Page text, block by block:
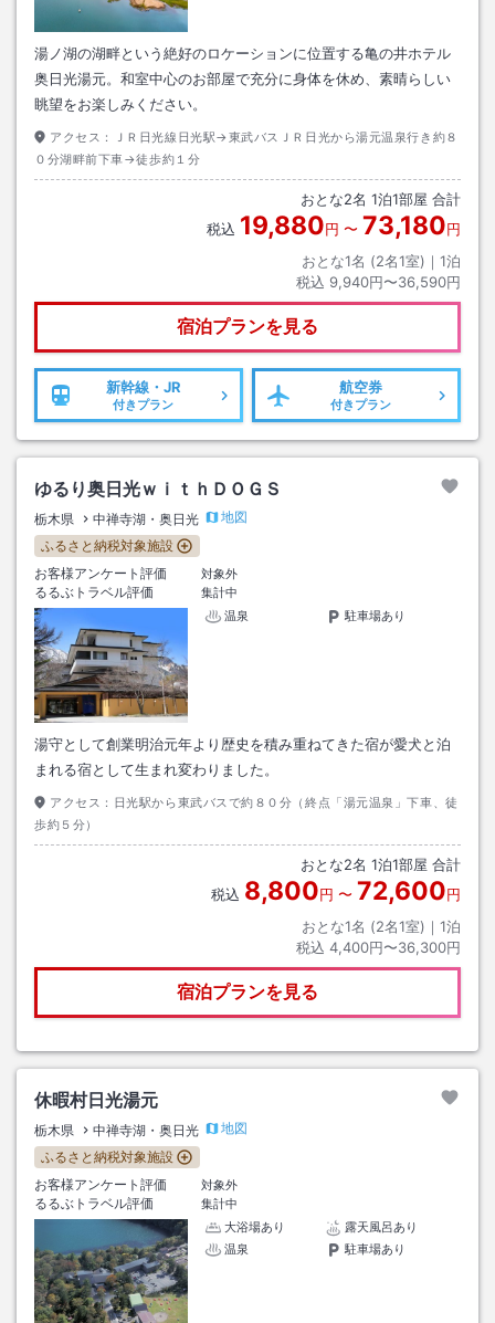
湯ノ湖の湖畔という絶好のロケーションに位置する亀の井ホテル
奥日光湯元。和室中心のお部屋で充分に身体を休め、素晴らしい
眺望をお楽しみください。
アクセス：
ＪＲ日光線日光駅→東武バスＪＲ日光から湯元温泉行き約８
０分湖畔前下車→徒歩約１分
おとな2名 1泊1部屋 合計
税込 19,880円 〜 73,180円
おとな1名 (2名1室)｜ 1泊
税込 9,940円〜36,590円
宿泊プランを見る
新幹線・JR
付きプラン
航空券
付きプラン
ゆるり奥日光ｗｉｔｈＤＯＧＳ
栃木県 中禅寺湖・奥日光
地図
ふるさと納税対象施設
お客様アンケート評価
対象外
るるぶトラベル評価
集計中
温泉
駐車場あり
湯守として創業明治元年より歴史を積み重ねてきた宿が愛犬と泊
まれる宿として生まれ変わりました。
アクセス： 日光駅から東武バスで約８０分（終点「湯元温泉」下車、徒
歩約５分）
おとな2名 1泊1部屋 合計
税込 8,800円 〜 72,600円
おとな1名 (2名1室)｜ 1泊
税込 4,400円〜36,300円
宿泊プランを見る
休暇村日光湯元
栃木県 中禅寺湖・奥日光
地図
ふるさと納税対象施設
お客様アンケート評価
対象外
るるぶトラベル評価
集計中
大浴場あり
露天風呂あり
温泉
駐車場あり